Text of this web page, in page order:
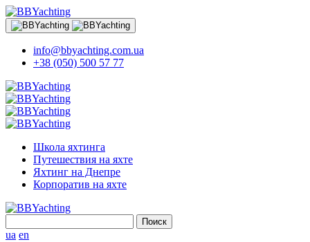
info@bbyachting.com.ua
+38 (050) 500 57 77
Школа яхтинга
Путешествия на яхте
Яхтинг на Днепре
Корпоратив на яхте
ua en